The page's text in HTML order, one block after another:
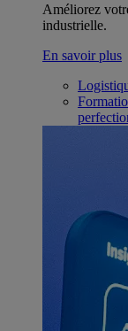
Améliorez
industrielle.
En savoir plus